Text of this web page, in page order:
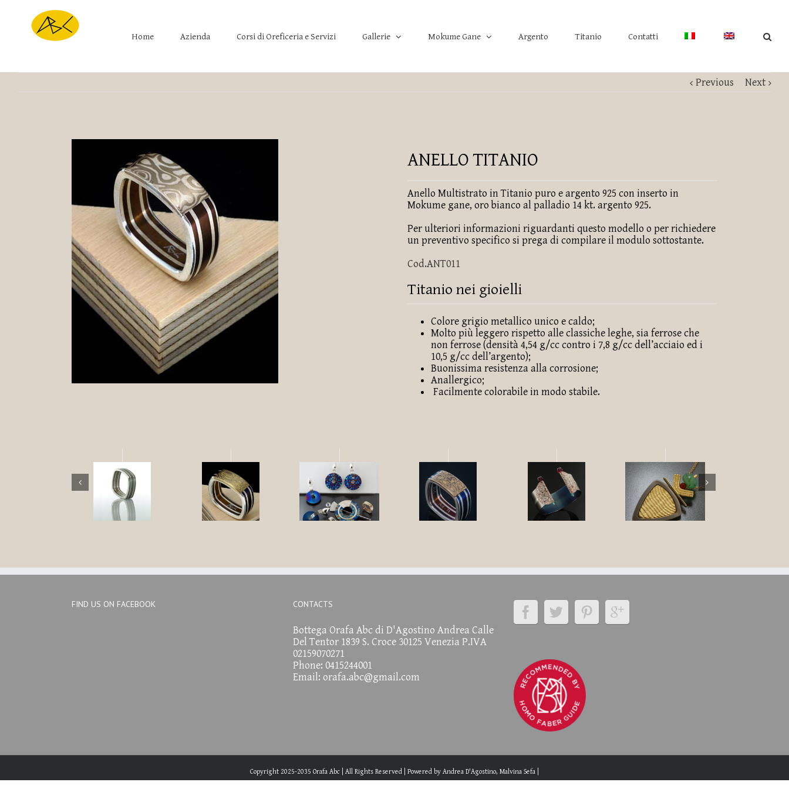
Home Azienda Corsi di Oreficeria e Servizi Gallerie Mokume Gane Argento Titanio Contatti
Previous Next
ANELLO TITANIO
Anello Multistrato in Titanio puro e argento 925 con inserto in
Mokume gane, oro bianco al palladio 14 kt. argento 925.
Per ulteriori informazioni riguardanti questo modello o per richiedere
un preventivo specifico si prega di compilare il modulo sottostante.
Cod.ANT011
Titanio nei gioielli
Colore grigio metallico unico e caldo;
Molto più leggero rispetto alle classiche leghe, sia ferrose che
non ferrose (densità 4,54 g/cc contro i 7,8 g/cc dell’acciaio ed i
10,5 g/cc dell’argento);
Buonissima resistenza alla corrosione;
Anallergico;
Facilmente colorabile in modo stabile.
FIND US ON FACEBOOK CONTACTS
Bottega Orafa Abc di D'Agostino Andrea Calle
Del Tentor 1839 S. Croce 30125 Venezia P.IVA
02159070271
Phone: 0415244001
Email: orafa.abc@gmail.com
Copyright 2025-2035 Orafa Abc | All Rights Reserved | Powered by Andrea D'Agostino, Malvina Sefa